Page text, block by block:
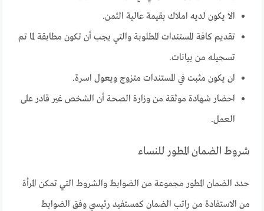
الا يكون لديه املاك بقيمة عالية الثمن.
تقديم كافة المستندات المطلوبة والتي يجب أن تكون مطابقة لما تم
تسجيله من بيانات.
ان يكون مثبت في المستندات متزوج ويعول اسرة.
احضار شهادة موثقة من وزارة الصحة أن الشخص غير قادر على
العمل.
شروط الضمان المطور للنساء
حدد الضمان المطور مجموعة من الضوابط والشروط التي تمكن المرأة
من الاستفادة من راتب الضمان كمستفيد رئيسي وفق الضوابط